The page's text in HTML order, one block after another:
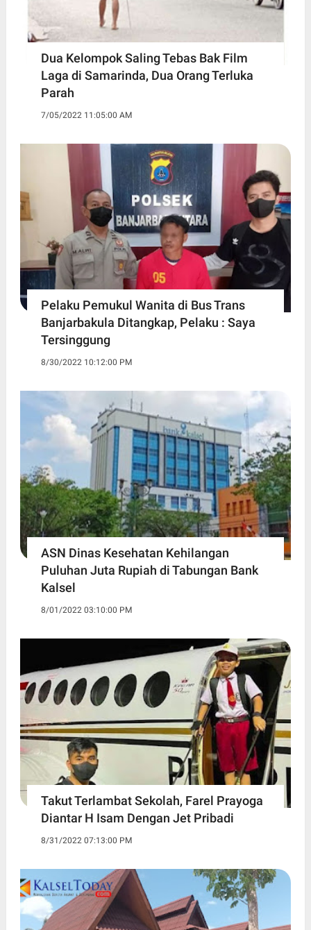
Dua Kelompok Saling Tebas Bak Film
Laga di Samarinda, Dua Orang Terluka
Parah
7/05/2022 11:05:00 AM
Pelaku Pemukul Wanita di Bus Trans
Banjarbakula Ditangkap, Pelaku : Saya
Tersinggung
8/30/2022 10:12:00 PM
ASN Dinas Kesehatan Kehilangan
Puluhan Juta Rupiah di Tabungan Bank
Kalsel
8/01/2022 03:10:00 PM
Takut Terlambat Sekolah, Farel Prayoga
Diantar H Isam Dengan Jet Pribadi
8/31/2022 07:13:00 PM